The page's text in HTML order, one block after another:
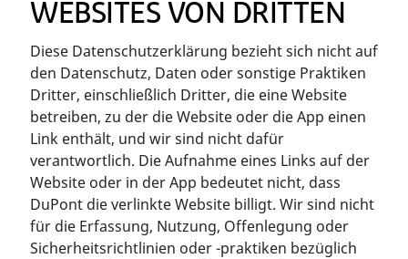
WEBSITES VON DRITTEN
Diese Datenschutzerklärung bezieht sich nicht auf
den Datenschutz, Daten oder sonstige Praktiken
Dritter, einschließlich Dritter, die eine Website
betreiben, zu der die Website oder die App einen
Link enthält, und wir sind nicht dafür
verantwortlich. Die Aufnahme eines Links auf der
Website oder in der App bedeutet nicht, dass
DuPont die verlinkte Website billigt. Wir sind nicht
für die Erfassung, Nutzung, Offenlegung oder
Sicherheitsrichtlinien oder -praktiken bezüglich